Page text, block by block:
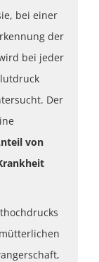
bei einer
der
bei jeder
Der
von